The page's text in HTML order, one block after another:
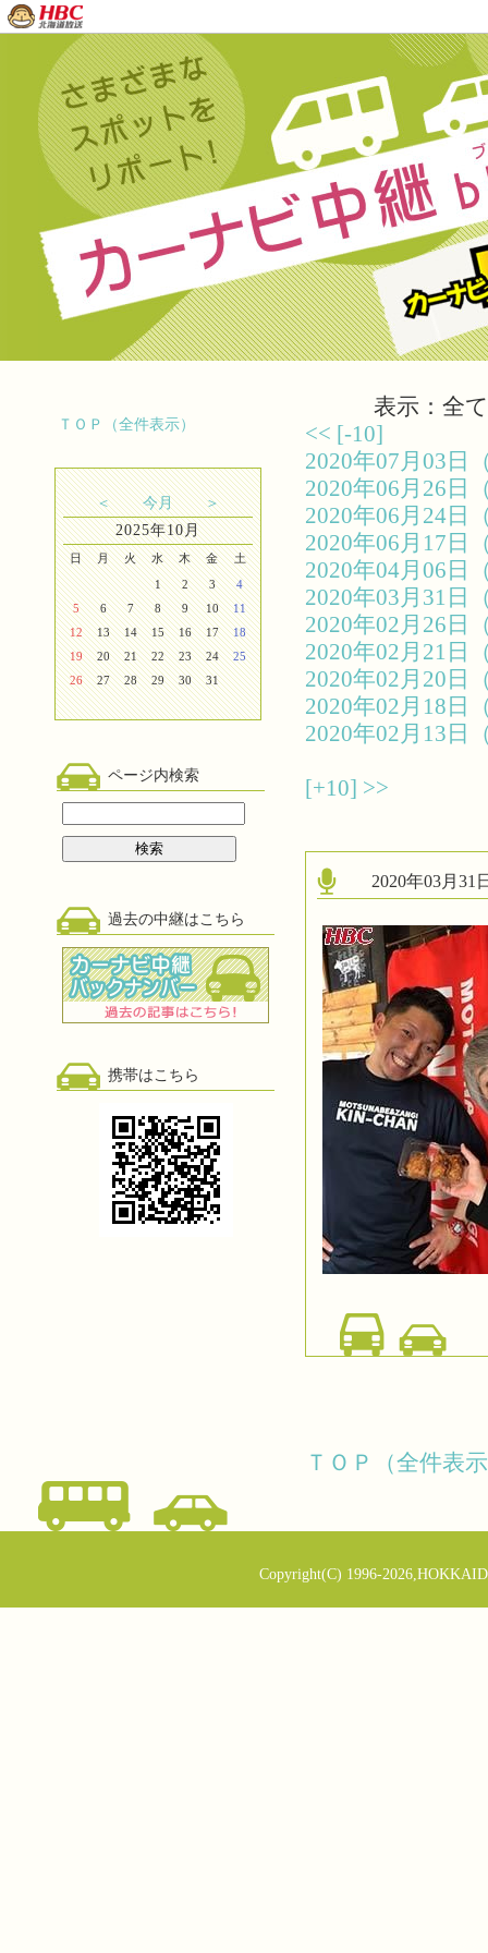
ＴＯＰ（全件表示）
＜ 今月
＞
2025年10月
日 月 火 水 木 金
土
1
2 3
4
5
6 7 8 9 10
11
12
13 14 15 16 17
18
19
20 21 22 23 24
25
26
27 28 29 30 31
ページ内検索
過去の中継はこちら
携帯はこちら
表示：全て
<< [-10]
2020年07月03
2020年06月26
2020年06月24
2020年06月17
2020年04月06
2020年03月31
2020年02月26
2020年02月21
2020年02月20
2020年02月18
2020年02月13
[+10] >>
2020年03月
ＴＯＰ（全件表
Copyright(C) 1996-